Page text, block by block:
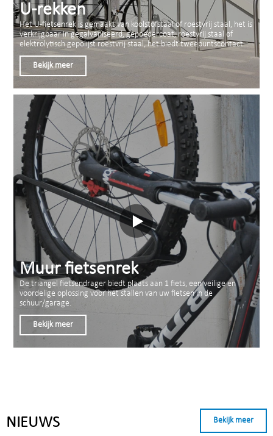
U-rekken
Het U-fietsenrek is gemaakt van koolstofstaal of roestvrij staal, het is
verkrijgbaar in gegalvaniseerd, gepoedercoat, roestvrij staal of
elektrolytisch gepolijst roestvrij staal, het biedt tweepuntscontact
wanneer de fiets ertegenaan leunt. Als u een klassieke, effectieve
manier wilt om alternatief vervoer voor de korte termijn te
promoten, is de u-vormige fietsendrager uw beste keuze voor een
buitenfietsstalling.
Bekijk meer
Muur fietsenrek
De triangel fietsendrager biedt plaats aan 1 fiets, een veilige en
voordelige oplossing voor het stallen van uw fietsen in de
schuur/garage.
Bekijk meer
NIEUWS Bekijk meer